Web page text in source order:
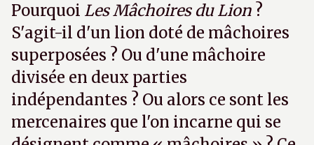
Pourquoi Les Mâchoires du Lion ?
S'agit-il d'un lion doté de mâchoires
superposées ? Ou d'une mâchoire
divisée en deux parties
indépendantes ? Ou alors ce sont les
mercenaires que l'on incarne qui se